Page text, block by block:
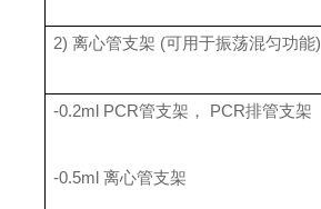
2) 离心管支架 (可用于振荡混匀功能)
-0.2ml PCR管支架， PCR排管支架
-0.5ml 离心管支架